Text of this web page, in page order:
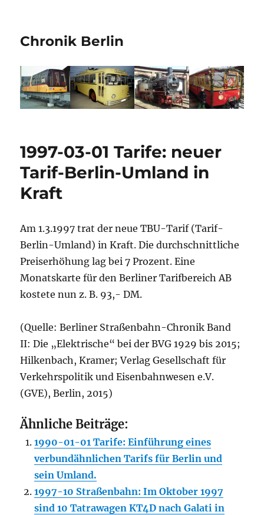
Chronik Berlin
1997-03-01 Tarife: neuer
Tarif-Berlin-Umland in
Kraft
Am 1.3.1997 trat der neue TBU-Tarif (Tarif-
Berlin-Umland) in Kraft. Die durchschnittliche
Preiserhöhung lag bei 7 Prozent. Eine
Monatskarte für den Berliner Tarifbereich AB
kostete nun z. B. 93,- DM.
(Quelle: Berliner Straßenbahn-Chronik Band
II: Die „Elektrische“ bei der BVG 1929 bis 2015;
Hilkenbach, Kramer; Verlag Gesellschaft für
Verkehrspolitik und Eisenbahnwesen e.V.
(GVE), Berlin, 2015)
Ähnliche Beiträge:
1990-01-01 Tarife: Einführung eines
verbundähnlichen Tarifs für Berlin und
sein Umland.
1997-10 Straßenbahn: Im Oktober 1997
sind 10 Tatrawagen KT4D nach Galati in